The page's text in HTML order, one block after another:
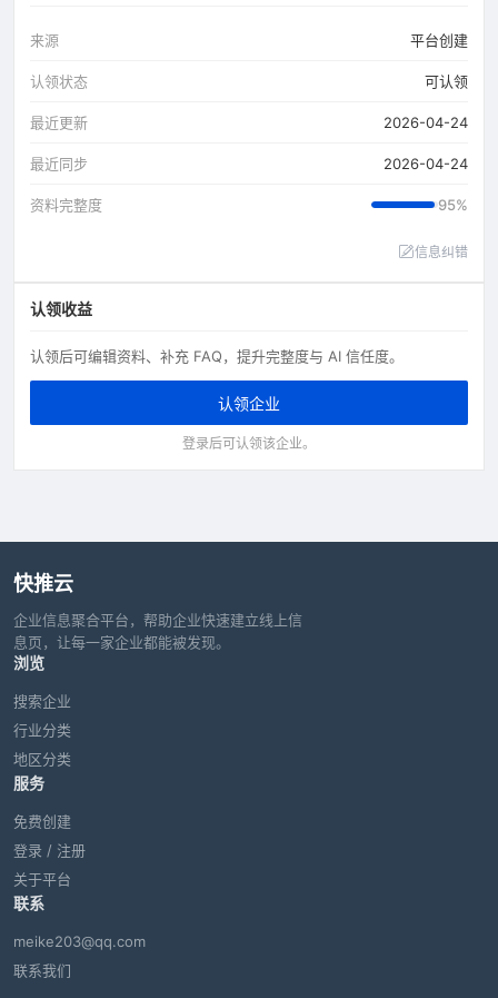
来源 平台创建
认领状态 可认领
最近更新 2026-04-24
最近同步 2026-04-24
资料完整度 95%
信息纠错
认领收益
认领后可编辑资料、补充 FAQ，提升完整度与 AI 信任度。
认领企业
登录后可认领该企业。
快推云
企业信息聚合平台，帮助企业快速建立线上信
息页，让每一家企业都能被发现。
浏览
搜索企业
行业分类
地区分类
服务
免费创建
登录 / 注册
关于平台
联系
meike203@qq.com
联系我们